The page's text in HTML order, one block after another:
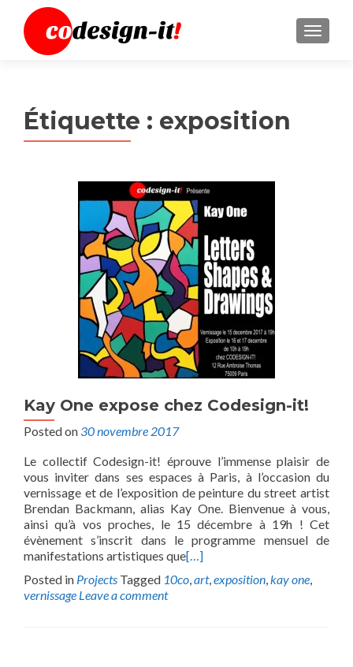
MENU
Étiquette : exposition
Kay One expose chez Codesign-it!
Posted on 30 novembre 2017
Le collectif Codesign-it! éprouve l’immense plaisir de
vous inviter dans ses espaces à Paris, à l’occasion du
vernissage et de l’exposition de peinture du street artist
Brendan Backmann, alias Kay One. Bienvenue à vous,
ainsi qu’à vos proches, le 15 décembre à 19h ! Cet
évènement s’inscrit dans le programme mensuel de
manifestations artistiques que[…]
Posted in Projects Tagged 10co,art,exposition,kay one,
vernissage Leave a comment